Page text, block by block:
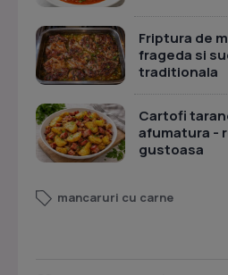
Friptura de
frageda si
traditionala
Cartofi
afumatura -
gustoasa
mancaruri cu carne